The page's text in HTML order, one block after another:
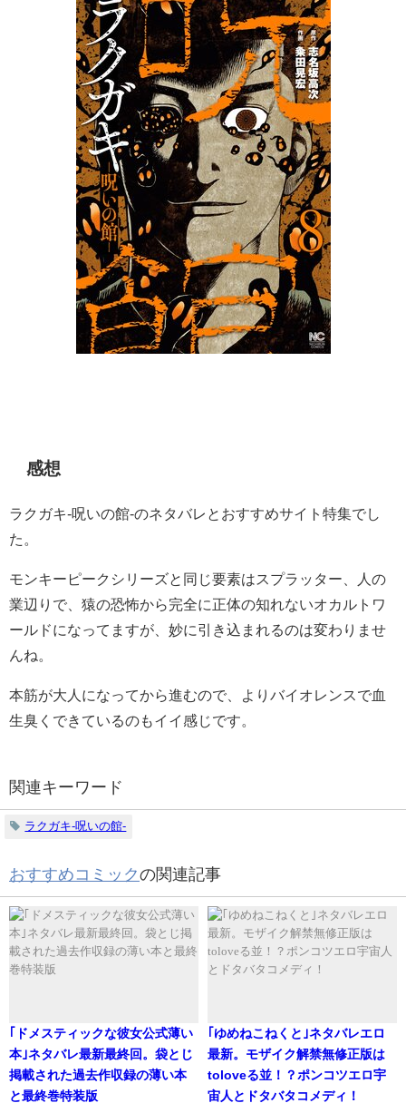
感想
ラクガキ-呪いの館-のネタバレとおすすめサイト特集でし
た。
モンキーピークシリーズと同じ要素はスプラッター、人の
業辺りで、猿の恐怖から完全に正体の知れないオカルトワ
ールドになってますが、妙に引き込まれるのは変わりませ
んね。
本筋が大人になってから進むので、よりバイオレンスで血
生臭くできているのもイイ感じです。
関連キーワード
ラクガキ-呪いの館-
おすすめコミックの関連記事
｢ドメスティックな彼女公式薄い
本｣ネタバレ最新最終回。袋とじ
掲載された過去作収録の薄い本
と最終巻特装版
｢ゆめねこねくと｣ネタバレエロ
最新。モザイク解禁無修正版は
toloveる並！？ポンコツエロ宇
宙人とドタバタコメディ！